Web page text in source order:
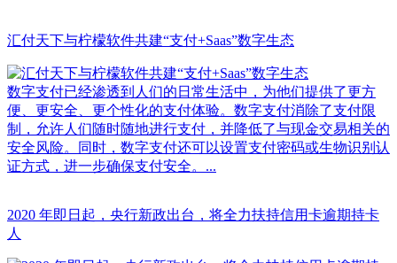
汇付天下与柠檬软件共建“支付+Saas”数字生态
数字支付已经渗透到人们的日常生活中，为他们提供了更方
便、更安全、更个性化的支付体验。数字支付消除了支付限
制，允许人们随时随地进行支付，并降低了与现金交易相关的
安全风险。同时，数字支付还可以设置支付密码或生物识别认
证方式，进一步确保支付安全。...
2020 年即日起，央行新政出台，将全力扶持信用卡逾期持卡
人